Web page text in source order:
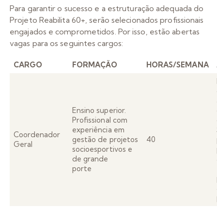
Para garantir o sucesso e a estruturação adequada do
Projeto Reabilita 60+, serão selecionados profissionais
engajados e comprometidos. Por isso, estão abertas
vagas para os seguintes cargos:
CARGO FORMAÇÃO HORAS/SEMANA
Coordenador
Geral
Ensino superior.
Profissional com
experiência em
gestão de projetos
socioesportivos e
de grande
porte
40